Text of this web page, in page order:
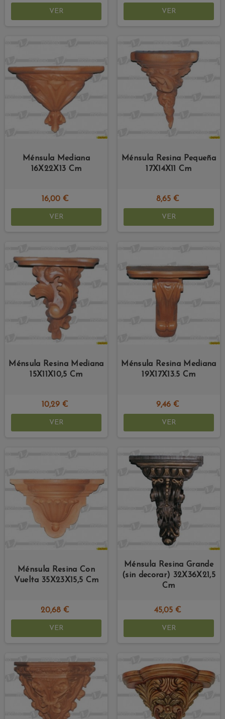
VER VER
Ménsula Mediana
16X22X13 Cm
16,00 €
VER
Ménsula Resina Pequeña
17X14X11 Cm
8,65 €
VER
Ménsula Resina Mediana
15X11X10,5 Cm
10,29 €
VER
Ménsula Resina Mediana
19X17X13.5 Cm
9,46 €
VER
Ménsula Resina Con
Vuelta 35X23X15,5 Cm
20,68 €
VER
Ménsula Resina Grande
(sin decorar) 32X36X21,5
Cm
45,05 €
VER